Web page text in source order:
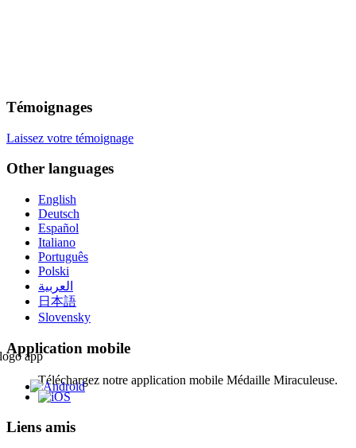
Témoignages
Laissez votre témoignage
Other languages
English
Deutsch
Español
Italiano
Português
Polski
العربية
日本語
Slovensky
Application mobile
Téléchargez notre application mobile Médaille Miraculeuse.
Liens amis